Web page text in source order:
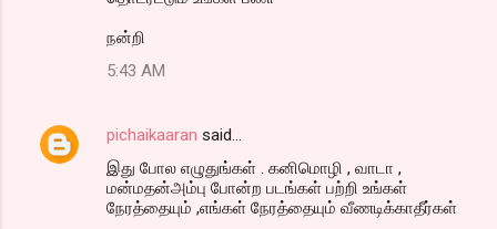
நன்றி
5:43 AM
pichaikaaran said…
இது போல எழுதுங்கள் . கனிமொழி , வாடா ,
மன்மதன்அம்பு போன்ற படங்கள் பற்றி உங்கள்
நேரத்தையும் ,எங்கள் நேரத்தையும் வீணடிக்காதீர்கள்